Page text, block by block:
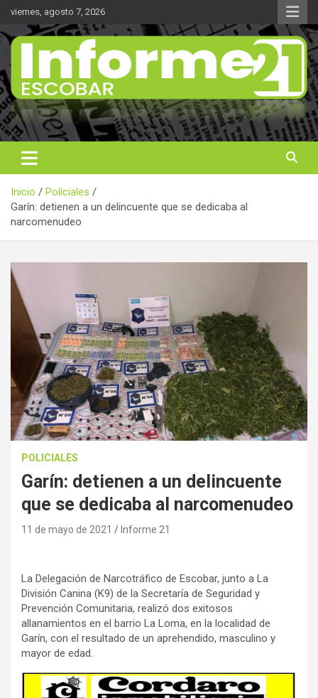
Saltar
contenido
viernes, agosto 7, 2026
Informe 21
Noticas reales
Inicio
Policiales
Garín: detienen a un delincuente que se dedicaba al
narcomenudeo
POLICIALES
Garín: detienen a un delincuente
que se dedicaba al narcomenudeo
11 de mayo de 2021 Informe 21
La Delegación de Narcotráfico de Escobar, junto a La
División Canina (K9) de la Secretaría de Seguridad y
Prevención Comunitaria, realizó dos exitosos
allanamientos en el barrio La Loma, en la localidad de
Garín, con el resultado de un aprehendido, masculino y
mayor de edad.